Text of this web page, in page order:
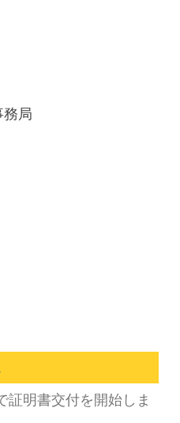
務局
証明書交付を開始しま